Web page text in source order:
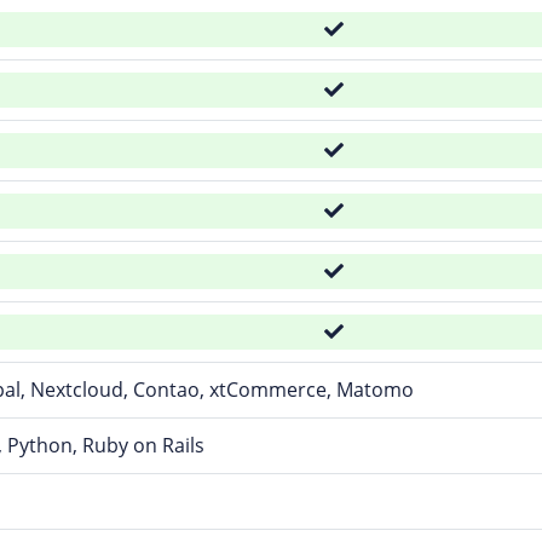
Nextcloud, Contao, xtCommerce, Matomo
Python, Ruby on Rails